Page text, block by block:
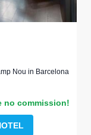
Nou in Barcelona
no commission!